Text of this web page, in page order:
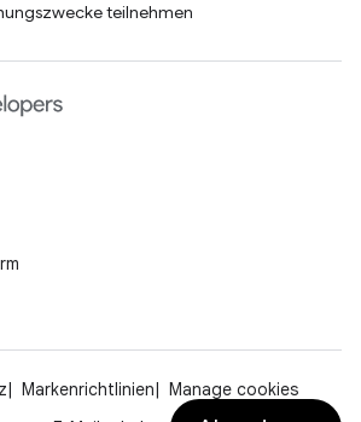
teilnehmen
Markenrichtlinien
Manage cookies